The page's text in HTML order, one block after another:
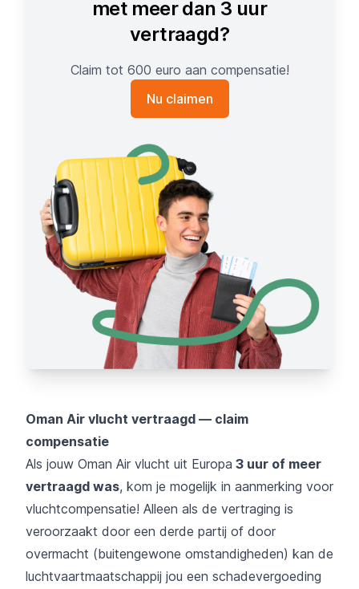
met meer dan 3 uur
vertraagd?
Claim tot 600 euro aan compensatie!
Nu claimen
Oman Air vlucht vertraagd — claim
compensatie
Als jouw Oman Air vlucht uit Europa 3 uur of meer
vertraagd was, kom je mogelijk in aanmerking voor
vluchtcompensatie! Alleen als de vertraging is
veroorzaakt door een derde partij of door
overmacht (buitengewone omstandigheden) kan de
luchtvaartmaatschappij jou een schadevergoeding